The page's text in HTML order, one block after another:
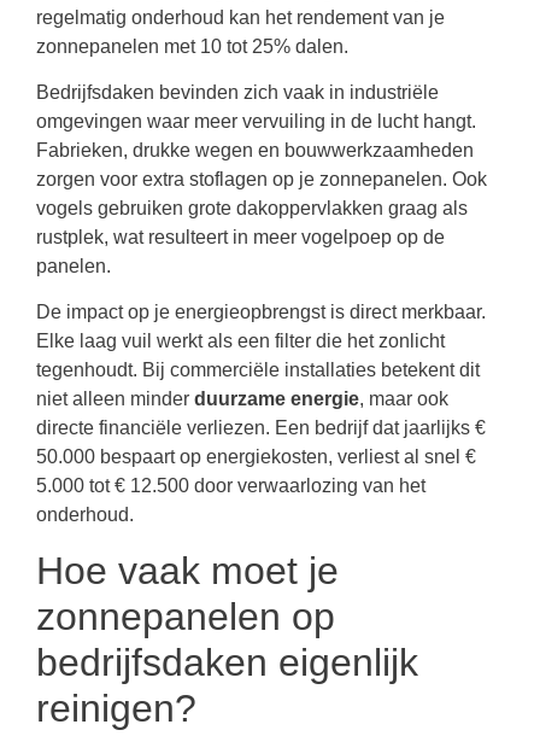
regelmatig onderhoud kan het rendement van je
zonnepanelen met 10 tot 25% dalen.
Bedrijfsdaken bevinden zich vaak in industriële
omgevingen waar meer vervuiling in de lucht hangt.
Fabrieken, drukke wegen en bouwwerkzaamheden
zorgen voor extra stoflagen op je zonnepanelen. Ook
vogels gebruiken grote dakoppervlakken graag als
rustplek, wat resulteert in meer vogelpoep op de
panelen.
De impact op je energieopbrengst is direct merkbaar.
Elke laag vuil werkt als een filter die het zonlicht
tegenhoudt. Bij commerciële installaties betekent dit
niet alleen minder duurzame energie, maar ook
directe financiële verliezen. Een bedrijf dat jaarlijks €
50.000 bespaart op energiekosten, verliest al snel €
5.000 tot € 12.500 door verwaarlozing van het
onderhoud.
Hoe vaak moet je
zonnepanelen op
bedrijfsdaken eigenlijk
reinigen?